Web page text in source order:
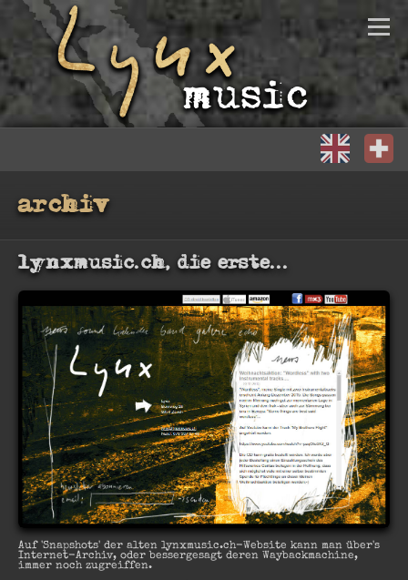
startseite
über bryn lynx
kontakt
gästebuch
archiv
archiv
lynxmusic.ch, die erste...
Auf 'Snapshots' der alten lynxmusic.ch-Website kann man über's
Internet-Archiv, oder bessergesagt deren Waybackmachine,
immer noch zugreiffen.